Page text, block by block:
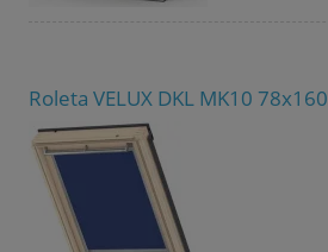
Roleta VELUX DKL MK10 78x160